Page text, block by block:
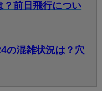
？前日飛行につい
の混雑状況は？穴